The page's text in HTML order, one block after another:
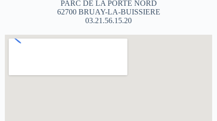
PARC DE LA PORTE NORD
62700 BRUAY-LA-BUISSIERE
03.21.56.15.20